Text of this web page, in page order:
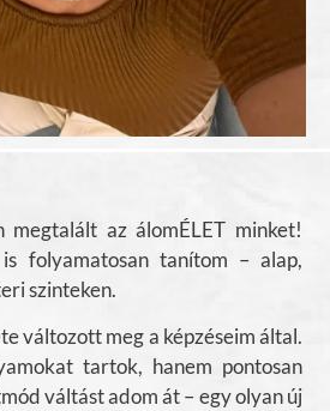
megtalált az álomÉLET minket!
folyamatosan tanítom – alap,
szinteken.
változott meg a képzéseim által.
tartok, hanem pontosan
váltást adom át – egy olyan új